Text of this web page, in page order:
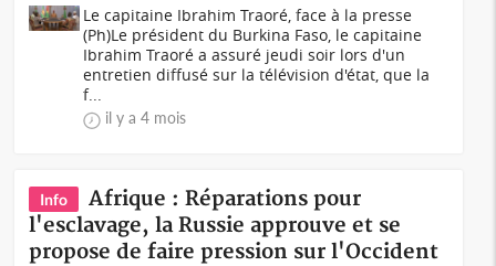
Le capitaine Ibrahim Traoré, face à la presse
(Ph)Le président du Burkina Faso, le capitaine
Ibrahim Traoré a assuré jeudi soir lors d'un
entretien diffusé sur la télévision d'état, que la
f...
il y a 4 mois
Info
Afrique : Réparations pour
l'esclavage, la Russie approuve et se
propose de faire pression sur l'Occident